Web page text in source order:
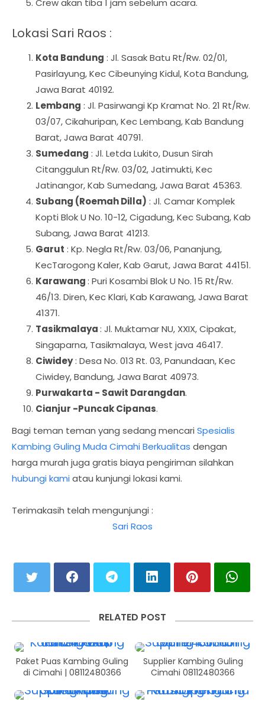
Lokasi Sari Raos :
Kota Bandung : Jl. Sasak Batu Rt/Rw. 02/01,
Pasirlayung, Kec Cibeunying Kidul, Kota Bandung,
Jawa Barat 40192.
Lembang : Jl. Pasirwangi Kp Kramat No. 21 Rt/Rw.
03/07, Cikahuripan, Kec Lembang, Kab Bandung
Barat, Jawa Barat 40791.
Sumedang : Jl. Letda Lukito, Dusun Sirah
Citanggulun Rt/Rw. 03/02, Jatimukti, Kec
Jatinangor, Kab Sumedang, Jawa Barat 45363.
Subang (Roemah Dilla) : Jl. Camar Komplek
Kopti Blok U No. 10-12, Cigadung, Kec Subang, Kab
Subang, Jawa Barat 41213.
Garut : Kp. Negla Rt/Rw. 03/06, Pananjung,
KecTarogong Kaler, Kab Garut, Jawa Barat 44151.
Karawang: Puri Kosambi Blok U No. 15 Rt/Rw.
46/13. Diren, Kec Klari, Kab Karawang, Jawa Barat
41371.
Tasikmalaya: Jl. Muktamar NU, XXIX, Cipakat,
Singaparna, Tasikmalaya, West java 46417.
Ciwidey: Desa No. 013 Rt. 03, Panundaan, Kec
Ciwidey, Bandung, Jawa Barat 40973.
Purwakarta - Sawit Darangdan.
Cianjur -Puncak Cipanas.
Bagi teman teman yang sedang mencari Spesialis
Kambing Guling Muda Cimahi Berkualitas dengan
harga murah juga gratis biaya pengiriman silahkan
hubungi kamiatau kunjungi lokasi kami.
Terimakasih telah mengunjungi :
Sari Raos
RELATED POST
Paket Puas Kambing Guling
di Cimahi | 08112480366
Supplier Kambing Guling
Cimahi 08112480366